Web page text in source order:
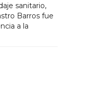
sanitario,
Barros fue
a la